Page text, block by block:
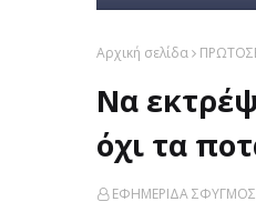
Αρχική σελίδα
Nα
όχι τα
ΕΦΗΜΕΡΙΔΑ ΣΦΥΓΜΟΣ